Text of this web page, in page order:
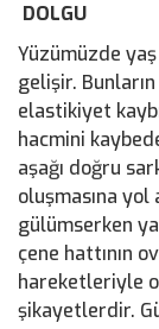
DOLGU
Yüzümüzde
gelişir. Bunların
elastikiyet
hacmini
aşağı doğru
oluşmasına yol
gülümserken
çene hattının
hareketleriyle
şikayetlerdir.